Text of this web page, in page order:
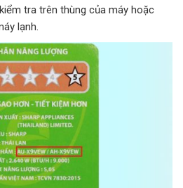
tra trên thùng của máy hoặc
lạnh.